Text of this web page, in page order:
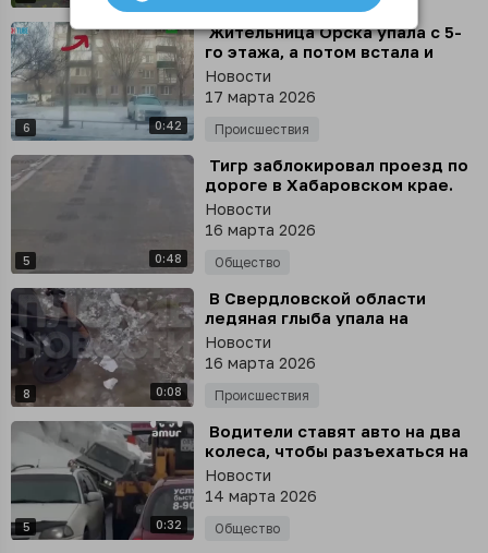
6 0:42
⁣ Жительница Орска упала с 5-
го этажа, а потом встала и
пошла домой
Новости
17 марта 2026
Происшествия
5 0:48
⁣ Тигр заблокировал проезд по
дороге в Хабаровском крае.
Наглый зверь разлёгся
посреди трассы
Новости
16 марта 2026
Общество
8 0:08
⁣ В Свердловской области
ледяная глыба упала на
пенсионерку, девушку с
коляской и собаку
Новости
16 марта 2026
Происшествия
5 0:32
⁣ Водители ставят авто на два
колеса, чтобы разъехаться на
дорогах в Петропавловске-
Камчатском
Новости
14 марта 2026
Общество